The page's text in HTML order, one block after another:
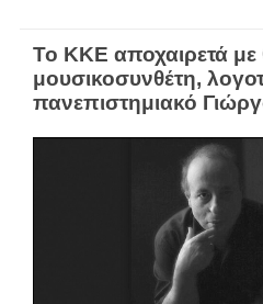
Το ΚΚΕ αποχαιρετά με
μουσικοσυνθέτη,
πανεπιστημιακό